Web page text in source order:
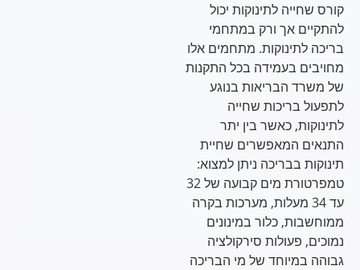
קורס שחייה לתינוקות יכול
להתקיים אך ורק במתחמי
בריכה לתינוקות. מתחמים אלו
מחויבים בעמידה בכל התקנות
של משרד הבריאות בנוגע
לתפעול בריכות שחייה
לתינוקות, כאשר בין יתר
התנאים המאפשרים שחיית
תינוקות בבריכה ניתן למצוא:
טמפרטורת מים קבועה של 32
עד 34 מעלות, מערכות בקרה
ממוחשבות, כלור במינונים
נמוכים, פעולות סירקולציה
גבוהה במיוחד של מי הבריכה